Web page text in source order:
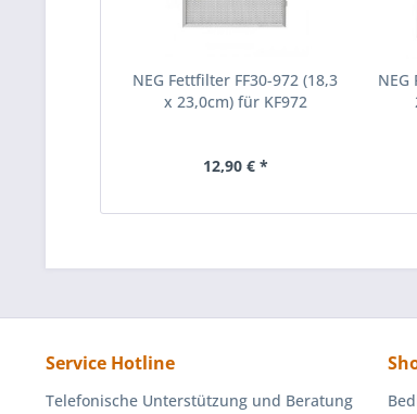
NEG Fettfilter FF30-972 (18,3
x 23,0cm) für KF972
12,90 € *
NEG
Service Hotline
Telefonische Unterstützung und Beratung